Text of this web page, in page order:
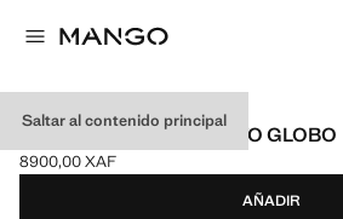
Saltar al contenido principal
CAMISETA BAJO EFECTO GLOBO
Precio actual [8900,00 XAF ]
8900,00 XAF
Selecciona un color
AÑADIR